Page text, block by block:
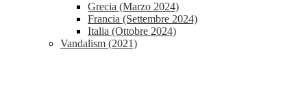
Grecia (Marzo 2024)
Francia (Settembre 2024)
Italia (Ottobre 2024)
Vandalism (2021)